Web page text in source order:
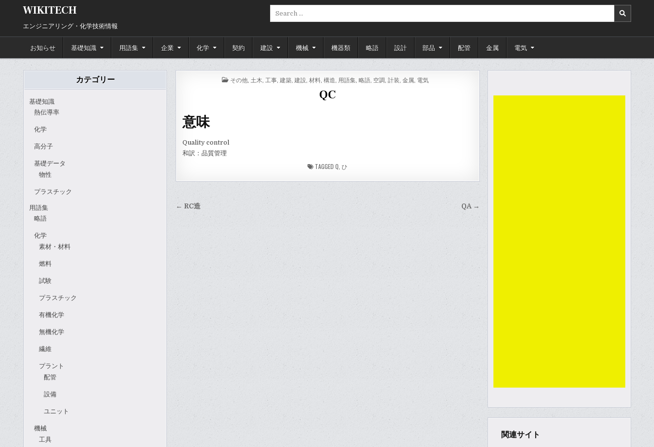
WIKITECH
エンジニアリング・化学技術情報
お知らせ 基礎知識 用語集 企業 化学 契約 建設 機械 機器類 略語 設計 部品 配管 金属 電気
カテゴリー
基礎知識
熱伝導率
化学
高分子
基礎データ
物性
プラスチック
用語集
略語
化学
素材・材料
燃料
試験
プラスチック
有機化学
無機化学
繊維
プラント
配管
設備
ユニット
機械
工具
POSTED
IN
その他, 土木 工事, 建築, 建設 材料, 構造 用語集, 略語, 空調, 計装 金属, 電気
QC
意味
Quality control
和訳：品質管理
TAGGEDQ ,ひ
投 QA →
← RC造
関連サイト